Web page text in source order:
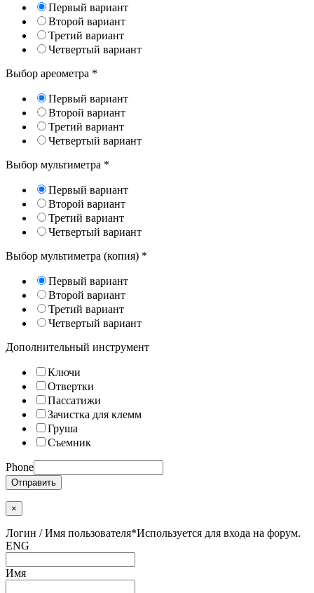
Первый вариант
Второй вариант
Третий вариант
Четвертый вариант
Выбор ареометра *
Первый вариант
Второй вариант
Третий вариант
Четвертый вариант
Выбор мультиметра *
Первый вариант
Второй вариант
Третий вариант
Четвертый вариант
Выбор мультиметра (копия) *
Первый вариант
Второй вариант
Третий вариант
Четвертый вариант
Дополнительный инструмент
Ключи
Отвертки
Пассатижи
Зачистка для клемм
Груша
Съемник
Phone
Отправить
×
Логин / Имя пользователя*Используется для входа на форум.
ENG
Имя